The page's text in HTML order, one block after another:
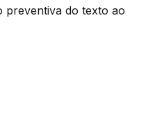
preventiva do texto ao